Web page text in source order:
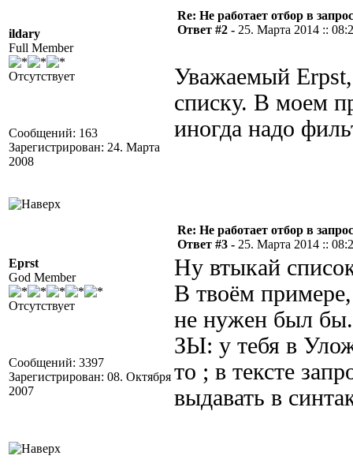
ildary
Full Member
Отсутствует
Сообщений: 163
Зарегистрирован: 24. Марта
2008
Re: Не работает отбор в
Ответ #2 - 25. Марта 2014 ::
Уважаемый
списку. В моем
иногда надо
Eprst
God Member
Отсутствует
Сообщений: 3397
Зарегистрирован: 08. Октября
2007
Re: Не работает отбор в
Ответ #3 - 25. Марта 2014 ::
Ну втыкай
В твоём
не нужен был бы.
ЗЫ: у тебя в
то ; в тексте
выдавать в